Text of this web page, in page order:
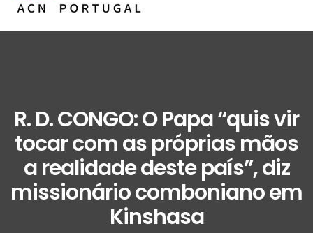
R. D. CONGO: O Papa “quis vir
tocar com as próprias mãos
a realidade deste país”, diz
missionário comboniano em
Kinshasa